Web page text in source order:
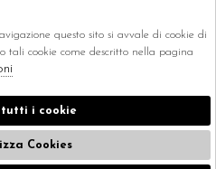
questo sito si avvale di cookie di
tali cookie come descritto nella pagina
i cookie
Cookies